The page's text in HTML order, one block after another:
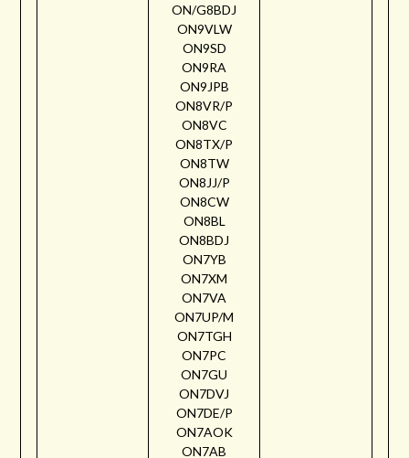
ON/G8BDJ
ON9VLW
ON9SD
ON9RA
ON9JPB
ON8VR/P
ON8VC
ON8TX/P
ON8TW
ON8JJ/P
ON8CW
ON8BL
ON8BDJ
ON7YB
ON7XM
ON7VA
ON7UP/M
ON7TGH
ON7PC
ON7GU
ON7DVJ
ON7DE/P
ON7AOK
ON7AB